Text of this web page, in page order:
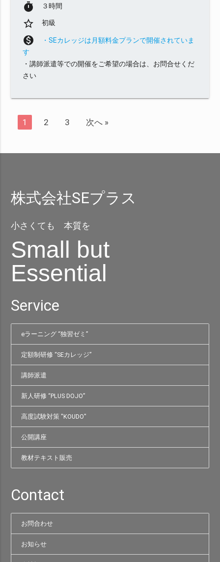
timer ３時間
star_border 初級
monetization_on
・SEカレッジは月額料金プランで開催されていま
す
・講師派遣等での開催をご希望の場合は、お問合せくだ
さい
1 2 3 次へ »
株式会社SEプラス
小さくても 本質を
Small but
Essential
Service
eラーニング “独習ゼミ”
定額制研修 “SEカレッジ”
講師派遣
新人研修 “PLUS DOJO”
高度試験対策 "KOUDO"
公開講座
教材テキスト販売
Contact
お問合わせ
お知らせ